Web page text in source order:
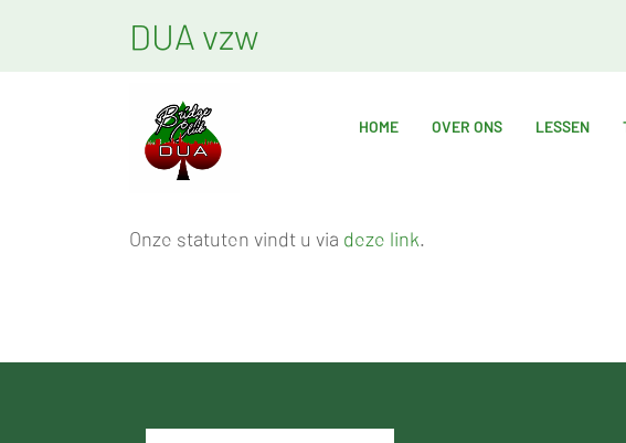
DUA vzw
HOME OVER ONS LESSEN
Onze statuten vindt u via deze link.